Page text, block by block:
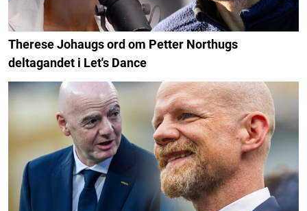
Therese Johaugs ord om Petter Northugs
deltagandet i Let's Dance